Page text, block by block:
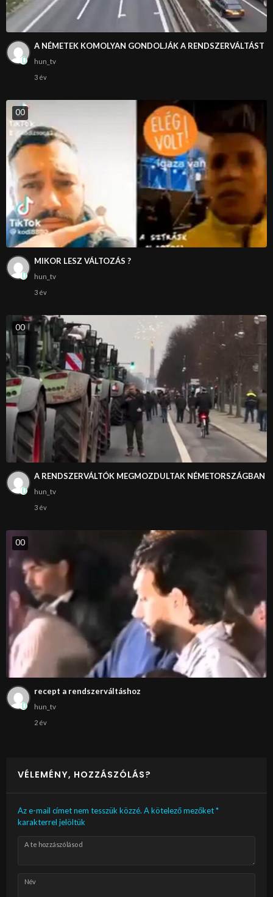
A NÉMETEK KOMOLYAN GONDOLJÁK A RENDSZERVÁLTÁST
hun_tv
3 év
00
MIKOR LESZ VÁLTOZÁS ?
hun_tv
3 év
00
A RENDSZERVÁLTÓK MEGMOZDULTAK NÉMETORSZÁGBAN
hun_tv
3 év
00
recept a rendszerváltáshoz
hun_tv
2 év
VÉLEMÉNY, HOZZÁSZÓLÁS?
Az e-mail címet nem tesszük közzé. A kötelező mezőket*
karakterrel jelöltük
A te hozzászólásod
Név